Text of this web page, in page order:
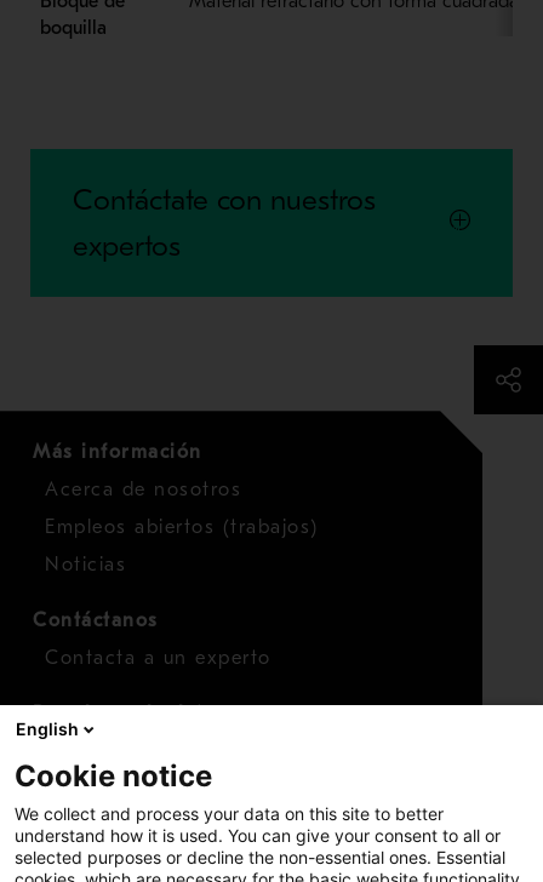
boquilla
Contáctate con nuestros
expertos
Más información
Acerca de nosotros
Empleos abiertos (trabajos)
Noticias
Contáctanos
Contacta a un experto
Finanzas
Acciones
English
Cookie notice
We collect and process your data on this site to better
understand how it is used. You can give your consent to all or
selected purposes or decline the non-essential ones. Essential